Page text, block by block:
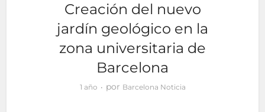
Creación del nuevo
jardín geológico en la
zona universitaria de
Barcelona
1 año por Barcelona Noticia